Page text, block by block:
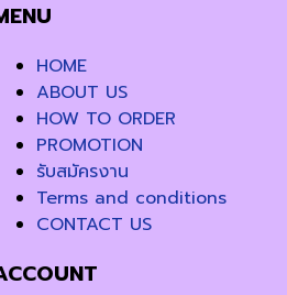
HOME
ABOUT US
HOW TO ORDER
PROMOTION
รับสมัครงาน
Terms and conditions
CONTACT US